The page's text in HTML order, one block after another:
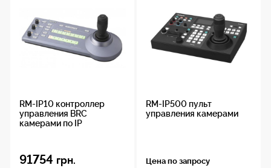
RM-IP10 контроллер
управления BRC
камерами по IP
91754 грн.
RM-IP500 пульт
управления камерами
Цена по запросу